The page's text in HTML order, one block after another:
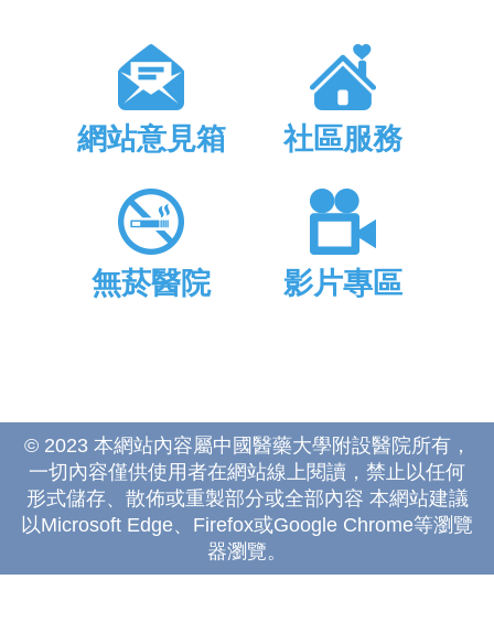
網站意見箱 社區服務
無菸醫院 影片專區
© 2023 本網站內容屬中國醫藥大學附設醫院所有，
一切內容僅供使用者在網站線上閱讀，禁止以任何
形式儲存、散佈或重製部分或全部內容 本網站建議
以Microsoft Edge、Firefox或Google Chrome等瀏覽
器瀏覽。